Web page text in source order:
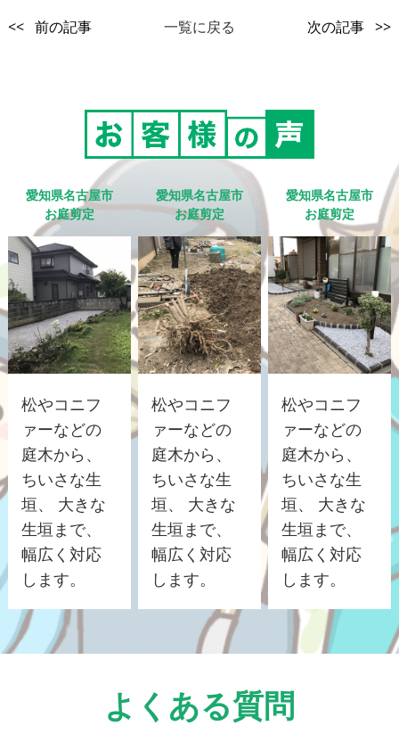
<< 前の記事 一覧に戻る 次の記事 >>
愛知県名古屋市
お庭剪定
松やコニフ
ァーなどの
庭木から、
ちいさな生
垣、 大きな
生垣まで、
幅広く対応
します。
愛知県名古屋市
お庭剪定
松やコニフ
ァーなどの
庭木から、
ちいさな生
垣、 大きな
生垣まで、
幅広く対応
します。
愛知県名古屋市
お庭剪定
松やコニフ
ァーなどの
庭木から、
ちいさな生
垣、 大きな
生垣まで、
幅広く対応
します。
よくある質問